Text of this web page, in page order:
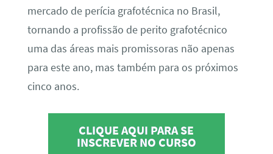
mercado de perícia grafotécnica no Brasil,
tornando a profissão de perito grafotécnico
uma das áreas mais promissoras não apenas
para este ano, mas também para os próximos
cinco anos.
CLIQUE AQUI PARA SE
INSCREVER NO CURSO